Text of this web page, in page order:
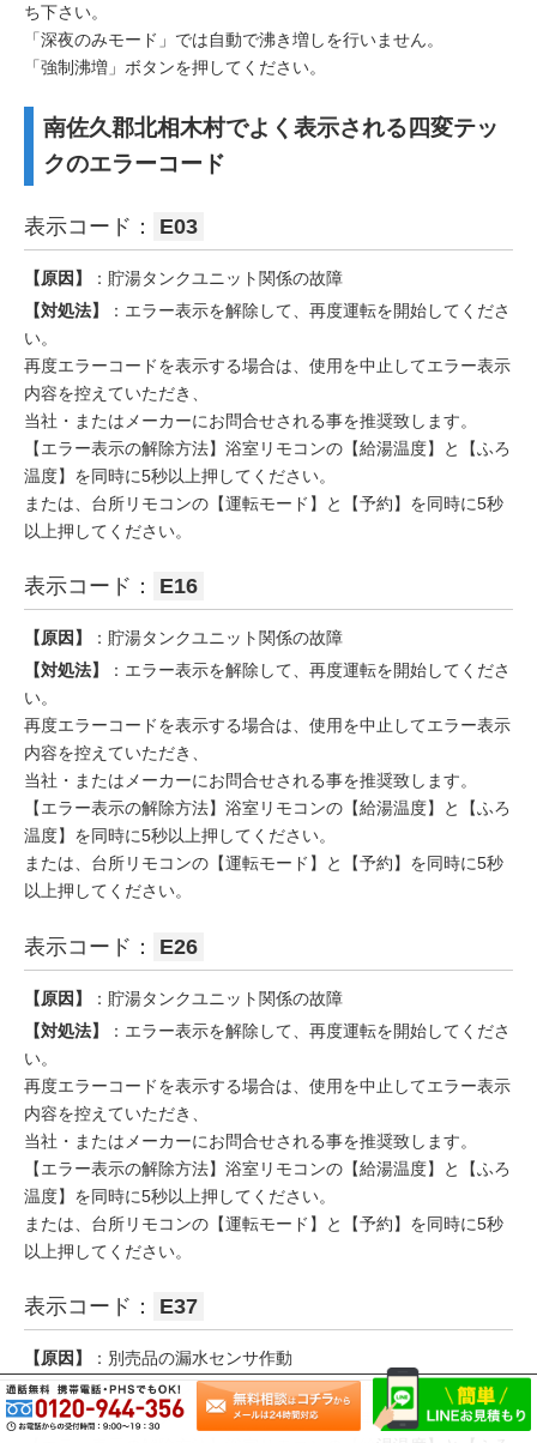
ち下さい。
「深夜のみモード」では自動で沸き増しを行いません。
「強制沸増」ボタンを押してください。
南佐久郡北相木村でよく表示される四変テッ
クのエラーコード
表示コード： E03
【原因】
：貯湯タンクユニット関係の故障
【対処法】
：エラー表示を解除して、再度運転を開始してくださ
い。
再度エラーコードを表示する場合は、使用を中止してエラー表示
内容を控えていただき、
当社・またはメーカーにお問合せされる事を推奨致します。
【エラー表示の解除方法】浴室リモコンの【給湯温度】と【ふろ
温度】を同時に5秒以上押してください。
または、台所リモコンの【運転モード】と【予約】を同時に5秒
以上押してください。
表示コード： E16
【原因】
：貯湯タンクユニット関係の故障
【対処法】
：エラー表示を解除して、再度運転を開始してくださ
い。
再度エラーコードを表示する場合は、使用を中止してエラー表示
内容を控えていただき、
当社・またはメーカーにお問合せされる事を推奨致します。
【エラー表示の解除方法】浴室リモコンの【給湯温度】と【ふろ
温度】を同時に5秒以上押してください。
または、台所リモコンの【運転モード】と【予約】を同時に5秒
以上押してください。
表示コード： E26
【原因】
：貯湯タンクユニット関係の故障
【対処法】
：エラー表示を解除して、再度運転を開始してくださ
い。
再度エラーコードを表示する場合は、使用を中止してエラー表示
内容を控えていただき、
当社・またはメーカーにお問合せされる事を推奨致します。
【エラー表示の解除方法】浴室リモコンの【給湯温度】と【ふろ
温度】を同時に5秒以上押してください。
または、台所リモコンの【運転モード】と【予約】を同時に5秒
以上押してください。
表示コード： E37
【原因】
：別売品の漏水センサ作動
【対処法】：貯湯タンクユニットの専用止水栓（給水配管）を閉
じ、当社・またはメーカーにお問合せされる事を推奨致します。